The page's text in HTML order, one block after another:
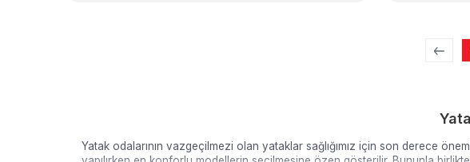
Yatak odalarının vazgeçilmezi olan yataklar sağlığımız için son derece